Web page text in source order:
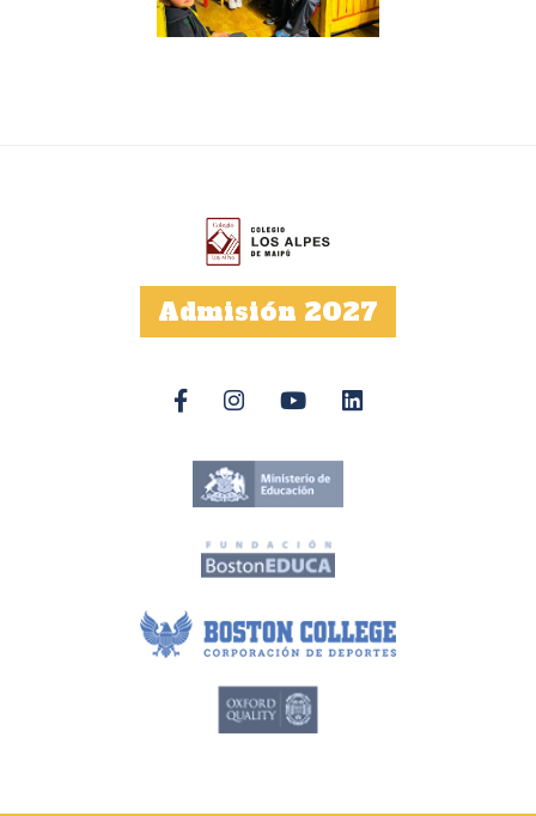
Admisión 2027